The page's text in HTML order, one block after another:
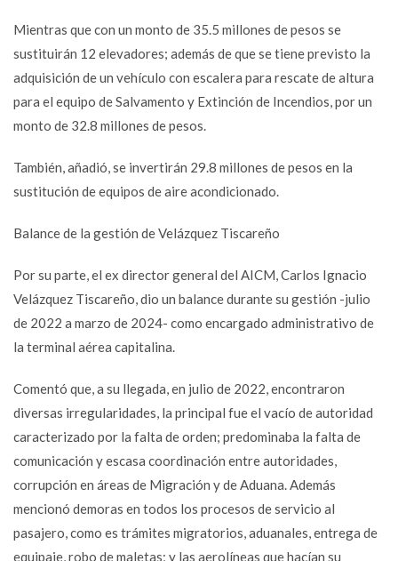
Mientras que con un monto de 35.5 millones de pesos se
sustituirán 12 elevadores; además de que se tiene previsto la
adquisición de un vehículo con escalera para rescate de altura
para el equipo de Salvamento y Extinción de Incendios, por un
monto de 32.8 millones de pesos.
También, añadió, se invertirán 29.8 millones de pesos en la
sustitución de equipos de aire acondicionado.
Balance de la gestión de Velázquez Tiscareño
Por su parte, el ex director general del AICM, Carlos Ignacio
Velázquez Tiscareño, dio un balance durante su gestión -julio
de 2022 a marzo de 2024- como encargado administrativo de
la terminal aérea capitalina.
Comentó que, a su llegada, en julio de 2022, encontraron
diversas irregularidades, la principal fue el vacío de autoridad
caracterizado por la falta de orden; predominaba la falta de
comunicación y escasa coordinación entre autoridades,
corrupción en áreas de Migración y de Aduana. Además
mencionó demoras en todos los procesos de servicio al
pasajero, como es trámites migratorios, aduanales, entrega de
equipaje, robo de maletas; y las aerolíneas que hacían su